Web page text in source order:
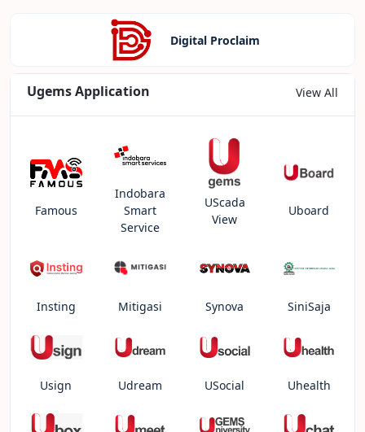
Digital Proclaim
Ugems Application View All
Famous
Indobara
Smart
Service
UScada
View
Uboard
Insting Mitigasi Synova SiniSaja
Usign Udream USocial Uhealth